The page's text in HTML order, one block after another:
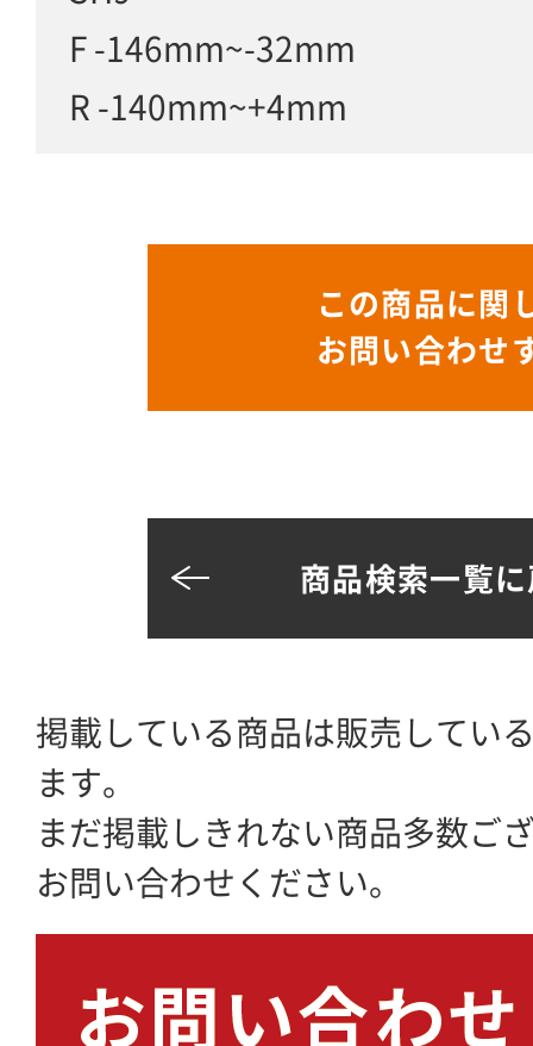
F -146mm~-32mm
R -140mm~+4mm
この商品に関
お問い合わせ
商品検索一覧
掲載している商品は販売してい
ます。
まだ掲載しきれない商品多数ご
お問い合わせください。